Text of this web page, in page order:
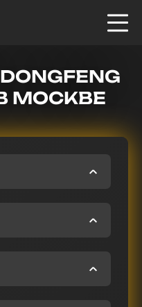
В МОСКВЕ